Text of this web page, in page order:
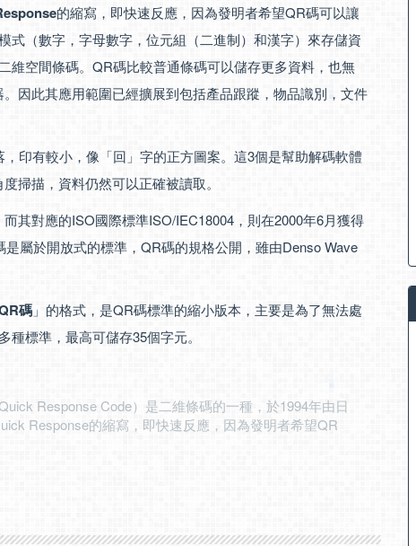
的縮寫，即快速反應，因為發明者希望QR碼可以讓
式（數字，字母數字，位元組（二進制）和漢字）來存儲資
維空間條碼。QR碼比較普通條碼可以儲存更多資料，也無
因此其應用範圍已經擴展到包括產品跟蹤，物品識別，文件
，印有較小，像「回」字的正方圖案。這3個是幫助解碼軟體
掃描，資料仍然可以正確被讀取。
其對應的ISO國際標準ISO/IEC18004，則在2000年6月獲得
屬於開放式的標準，QR碼的規格公開，雖由Denso Wave
碼 」的格式，是QR碼標準的縮小版本，主要是為了無法處
標準，最高可儲存35個字元。
Response Code）是二維條碼的一種，於1994年由日
Response的縮寫，即快速反應，因為發明者希望QR